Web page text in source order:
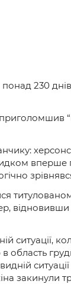
понад 230
приголомшив
вперше
ситуації,
область
ситуації
закинули